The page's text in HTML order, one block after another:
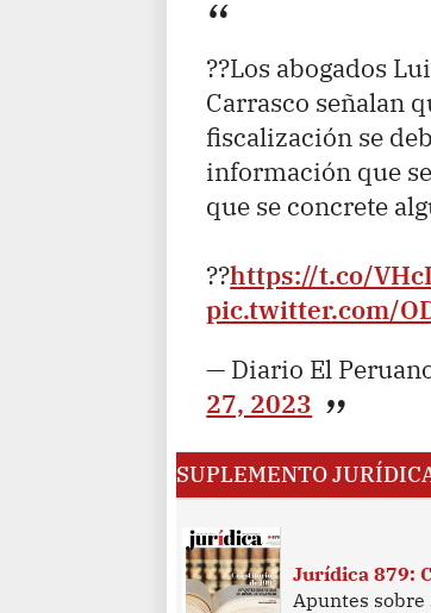
??Los abogados
Carrasco señalan
fiscalización se
información que
que se concrete
??https://t.co/
pic.twitter.com/
— Diario El
27, 2023
SUPLEMENTO
Jurídica 879:
Apuntes sobre